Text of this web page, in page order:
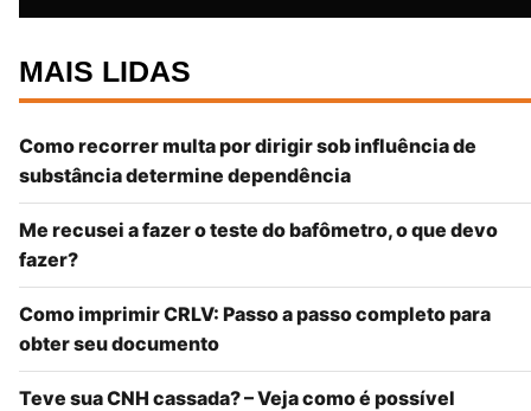
MAIS LIDAS
Como recorrer multa por dirigir sob influência de
substância determine dependência
Me recusei a fazer o teste do bafômetro, o que devo
fazer?
Como imprimir CRLV: Passo a passo completo para
obter seu documento
Teve sua CNH cassada? – Veja como é possível